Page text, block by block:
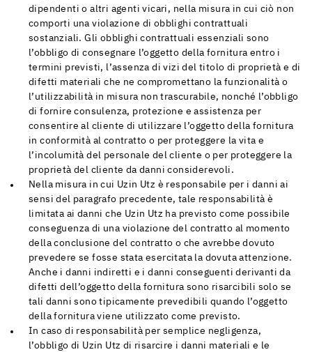
dipendenti o altri agenti vicari, nella misura in cui ciò non
comporti una violazione di obblighi contrattuali
sostanziali. Gli obblighi contrattuali essenziali sono
l’obbligo di consegnare l’oggetto della fornitura entro i
termini previsti, l’assenza di vizi del titolo di proprietà e di
difetti materiali che ne compromettano la funzionalità o
l’utilizzabilità in misura non trascurabile, nonché l’obbligo
di fornire consulenza, protezione e assistenza per
consentire al cliente di utilizzare l’oggetto della fornitura
in conformità al contratto o per proteggere la vita e
l’incolumità del personale del cliente o per proteggere la
proprietà del cliente da danni considerevoli.
Nella misura in cui Uzin Utz è responsabile per i danni ai
sensi del paragrafo precedente, tale responsabilità è
limitata ai danni che Uzin Utz ha previsto come possibile
conseguenza di una violazione del contratto al momento
della conclusione del contratto o che avrebbe dovuto
prevedere se fosse stata esercitata la dovuta attenzione.
Anche i danni indiretti e i danni conseguenti derivanti da
difetti dell’oggetto della fornitura sono risarcibili solo se
tali danni sono tipicamente prevedibili quando l’oggetto
della fornitura viene utilizzato come previsto.
In caso di responsabilità per semplice negligenza,
l’obbligo di Uzin Utz di risarcire i danni materiali e le